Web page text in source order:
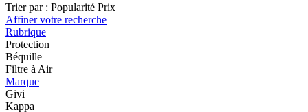
Trier par : Popularité Prix
Affiner votre recherche
Rubrique
Protection
Béquille
Filtre à Air
Marque
Givi
Kappa